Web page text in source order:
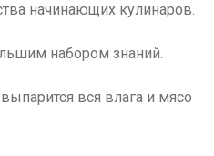
начинающих кулинаров.
набором знаний.
вся влага и мясо